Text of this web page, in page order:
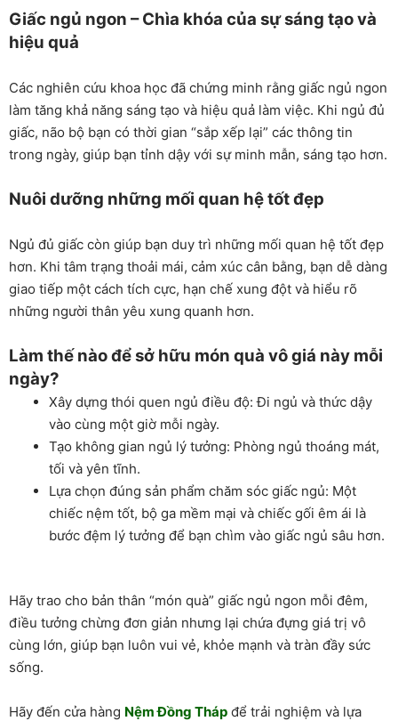
Giấc ngủ ngon – Chìa khóa của sự sáng tạo và
hiệu quả
Các nghiên cứu khoa học đã chứng minh rằng giấc ngủ ngon
làm tăng khả năng sáng tạo và hiệu quả làm việc. Khi ngủ đủ
giấc, não bộ bạn có thời gian “sắp xếp lại” các thông tin
trong ngày, giúp bạn tỉnh dậy với sự minh mẫn, sáng tạo hơn.
Nuôi dưỡng những mối quan hệ tốt đẹp
Ngủ đủ giấc còn giúp bạn duy trì những mối quan hệ tốt đẹp
hơn. Khi tâm trạng thoải mái, cảm xúc cân bằng, bạn dễ dàng
giao tiếp một cách tích cực, hạn chế xung đột và hiểu rõ
những người thân yêu xung quanh hơn.
Làm thế nào để sở hữu món quà vô giá này mỗi
ngày?
Xây dựng thói quen ngủ điều độ: Đi ngủ và thức dậy
vào cùng một giờ mỗi ngày.
Tạo không gian ngủ lý tưởng: Phòng ngủ thoáng mát,
tối và yên tĩnh.
Lựa chọn đúng sản phẩm chăm sóc giấc ngủ: Một
chiếc nệm tốt, bộ ga mềm mại và chiếc gối êm ái là
bước đệm lý tưởng để bạn chìm vào giấc ngủ sâu hơn.
Hãy trao cho bản thân “món quà” giấc ngủ ngon mỗi đêm,
điều tưởng chừng đơn giản nhưng lại chứa đựng giá trị vô
cùng lớn, giúp bạn luôn vui vẻ, khỏe mạnh và tràn đầy sức
sống.
Hãy đến cửa hàng Nệm Đồng Tháp để trải nghiệm và lựa